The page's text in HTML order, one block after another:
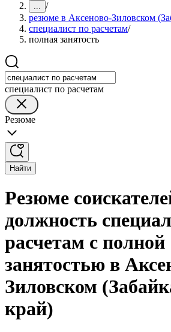
... /
резюме в Аксеново-Зиловском
специалист по расчетам/
полная занятость
специалист по расчетам
Резюме
Найти
Резюме
должность
расчетам с полной
занятостью в
Зиловском
край)